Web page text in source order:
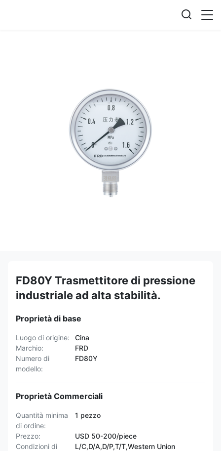
FD80Y Trasmettitore di pressione
industriale ad alta stabilità.
Proprietà di base
Luogo di origine:
Cina
Marchio:
FRD
Numero di
modello:
FD80Y
Proprietà Commerciali
Quantità minima
di ordine:
1 pezzo
Prezzo:
USD 50-200/piece
Condizioni di
L/C,D/A,D/P,T/T,Western Union